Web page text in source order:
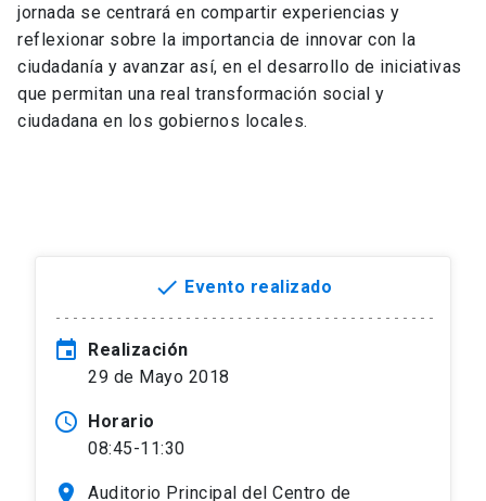
jornada se centrará en compartir experiencias y
reflexionar sobre la importancia de innovar con la
ciudadanía y avanzar así, en el desarrollo de iniciativas
que permitan una real transformación social y
ciudadana en los gobiernos locales.
done Evento realizado
event
Realización
29 de Mayo 2018
access_time Horario
08:45-11:30
location_on
Auditorio Principal del Centro de